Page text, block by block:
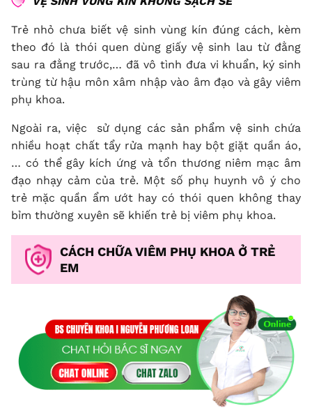
Trẻ nhỏ chưa biết vệ sinh vùng kín đúng cách, kèm
theo đó là thói quen dùng giấy vệ sinh lau từ đằng
sau ra đằng trước,… đã vô tình đưa vi khuẩn, ký sinh
trùng từ hậu môn xâm nhập vào âm đạo và gây viêm
phụ khoa.
Ngoài ra, việc sử dụng các sản phẩm vệ sinh chứa
nhiều hoạt chất tẩy rửa mạnh hay bột giặt quần áo,
… có thể gây kích ứng và tổn thương niêm mạc âm
đạo nhạy cảm của trẻ. Một số phụ huynh vô ý cho
trẻ mặc quần ẩm ướt hay có thói quen không thay
bỉm thường xuyên sẽ khiến trẻ bị viêm phụ khoa.
CÁCH CHỮA VIÊM PHỤ KHOA Ở TRẺ
EM